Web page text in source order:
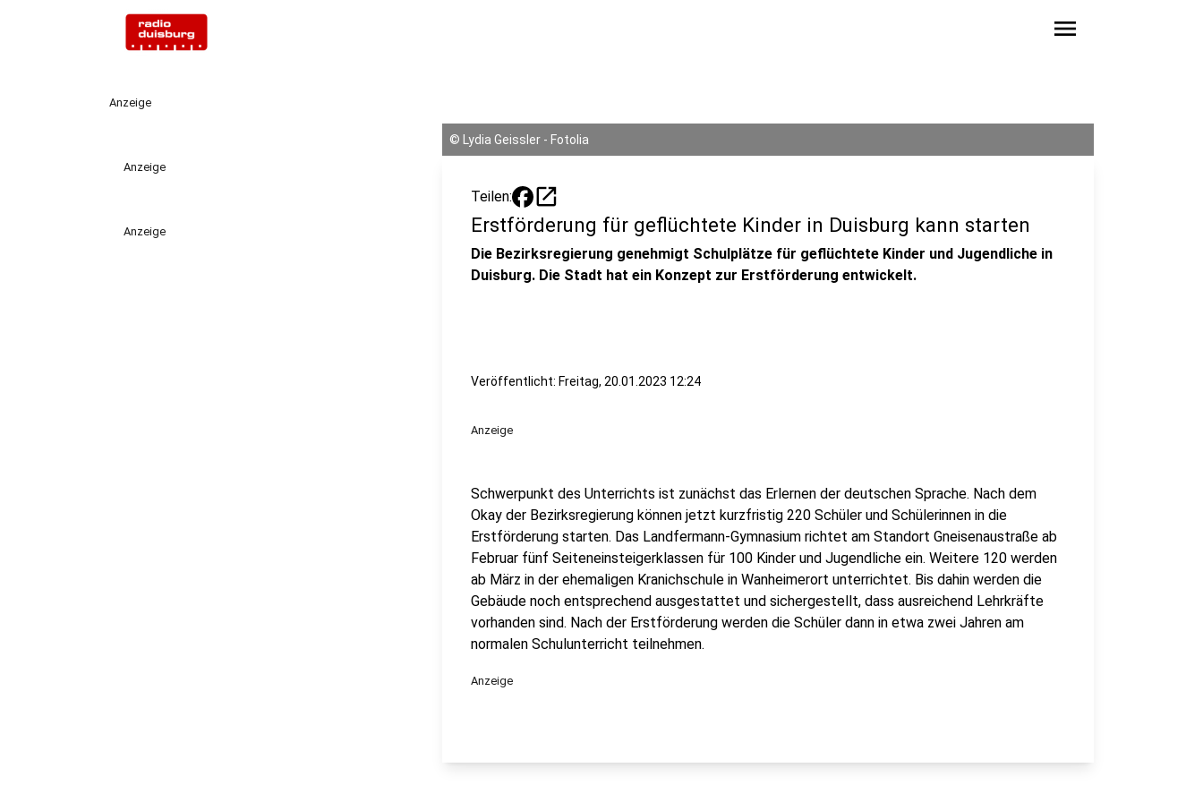
menu
Anzeige
Anzeige
Anzeige
© Lydia Geissler - Fotolia
Teilen: open_in_new
Erstförderung für geflüchtete Kinder in Duisburg kann starten
Die Bezirksregierung genehmigt Schulplätze für geflüchtete Kinder und Jugendliche in
Duisburg. Die Stadt hat ein Konzept zur Erstförderung entwickelt.
Veröffentlicht: Freitag, 20.01.2023 12:24
Anzeige
Schwerpunkt des Unterrichts ist zunächst das Erlernen der deutschen Sprache. Nach dem
Okay der Bezirksregierung können jetzt kurzfristig 220 Schüler und Schülerinnen in die
Erstförderung starten. Das Landfermann-Gymnasium richtet am Standort Gneisenaustraße ab
Februar fünf Seiteneinsteigerklassen für 100 Kinder und Jugendliche ein. Weitere 120 werden
ab März in der ehemaligen Kranichschule in Wanheimerort unterrichtet. Bis dahin werden die
Gebäude noch entsprechend ausgestattet und sichergestellt, dass ausreichend Lehrkräfte
vorhanden sind. Nach der Erstförderung werden die Schüler dann in etwa zwei Jahren am
normalen Schulunterricht teilnehmen.
Anzeige